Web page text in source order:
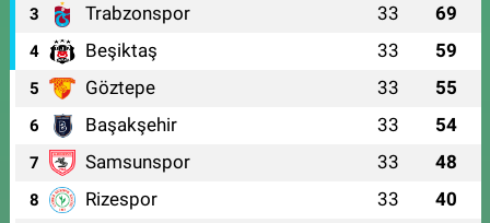
3 Trabzonspor 33 69
4 Beşiktaş 33 59
5 Göztepe 33 55
6 Başakşehir 33 54
7 Samsunspor 33 48
8 Rizespor 33 40